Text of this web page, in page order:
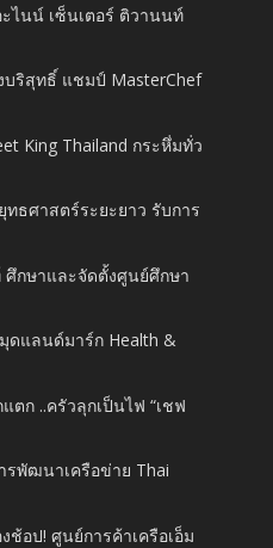
ไนน์ เซ็นเตอร์ ติวานนท์
ริสุทธิ์ แชมป์ MasterChef
King Thailand กระหึ่มทั่ว
ธศาสตร์ระยะยาว รับการ
ศึกษาและจัดตั้งศูนย์ศึกษา
ดแลนด์มาร์ก Health &
ตก ..ครัวลุกเป็นไฟ “เชฟ
รพัฒนาเครือข่าย Thai
ช้อป! ศูนย์การค้าเครือเอ็ม